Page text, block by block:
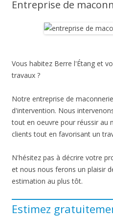
Entreprise de
Vous habitez Berre l'Étang et
travaux ?
Notre entreprise de
d'intervention. Nous
tout en oeuvre pour réussir au
clients tout en favorisant un
N'hésitez pas à décrire votre
et nous nous ferons un plaisir
estimation au plus tôt.
Estimez